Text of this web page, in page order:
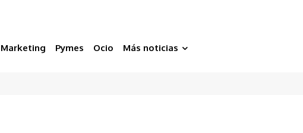
Marketing Pymes Ocio Más noticias